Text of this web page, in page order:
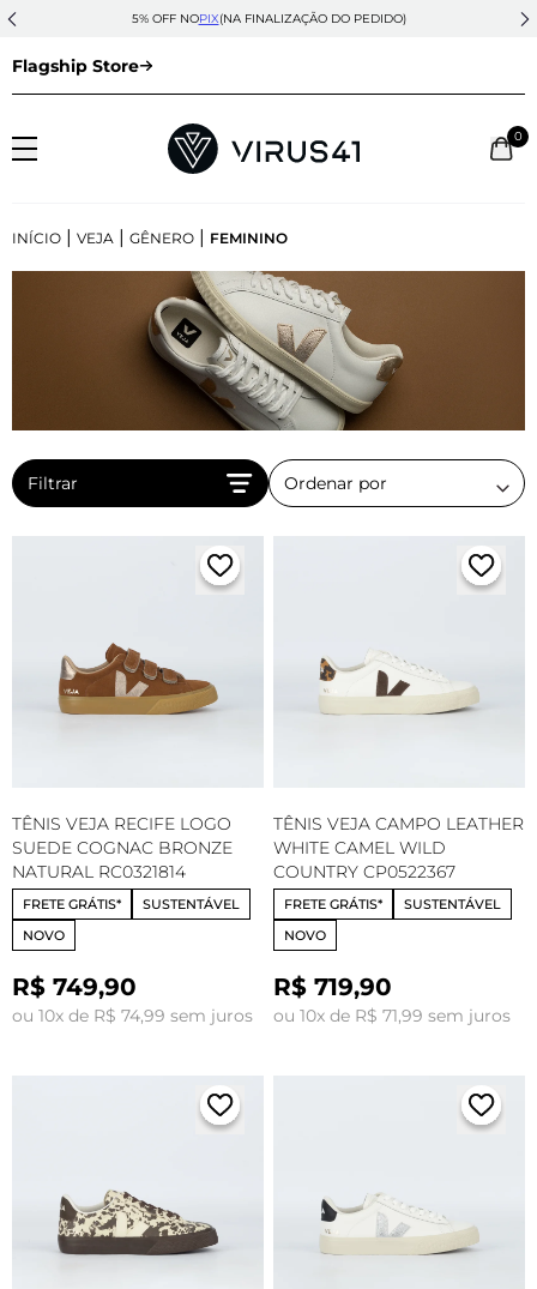
5% OFF NOPIX(NA FINALIZAÇÃO DO PEDIDO)
Flagship Store
0
INÍCIO | VEJA | GÊNERO | FEMININO
Filtrar
TÊNIS VEJA RECIFE LOGO
SUEDE COGNAC BRONZE
NATURAL RC0321814
FRETE GRÁTIS*
SUSTENTÁVEL
NOVO
R$ 749,90
ou 10x de R$ 74,99 sem juros
TÊNIS VEJA CAMPO LEATHER
WHITE CAMEL WILD
COUNTRY CP0522367
FRETE GRÁTIS*
SUSTENTÁVEL
NOVO
R$ 719,90
ou 10x de R$ 71,99 sem juros